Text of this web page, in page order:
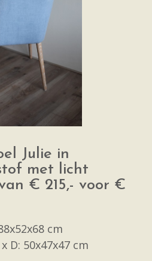
Julie in
met licht
€ 215,- voor €
cm
D: 50x47x47 cm